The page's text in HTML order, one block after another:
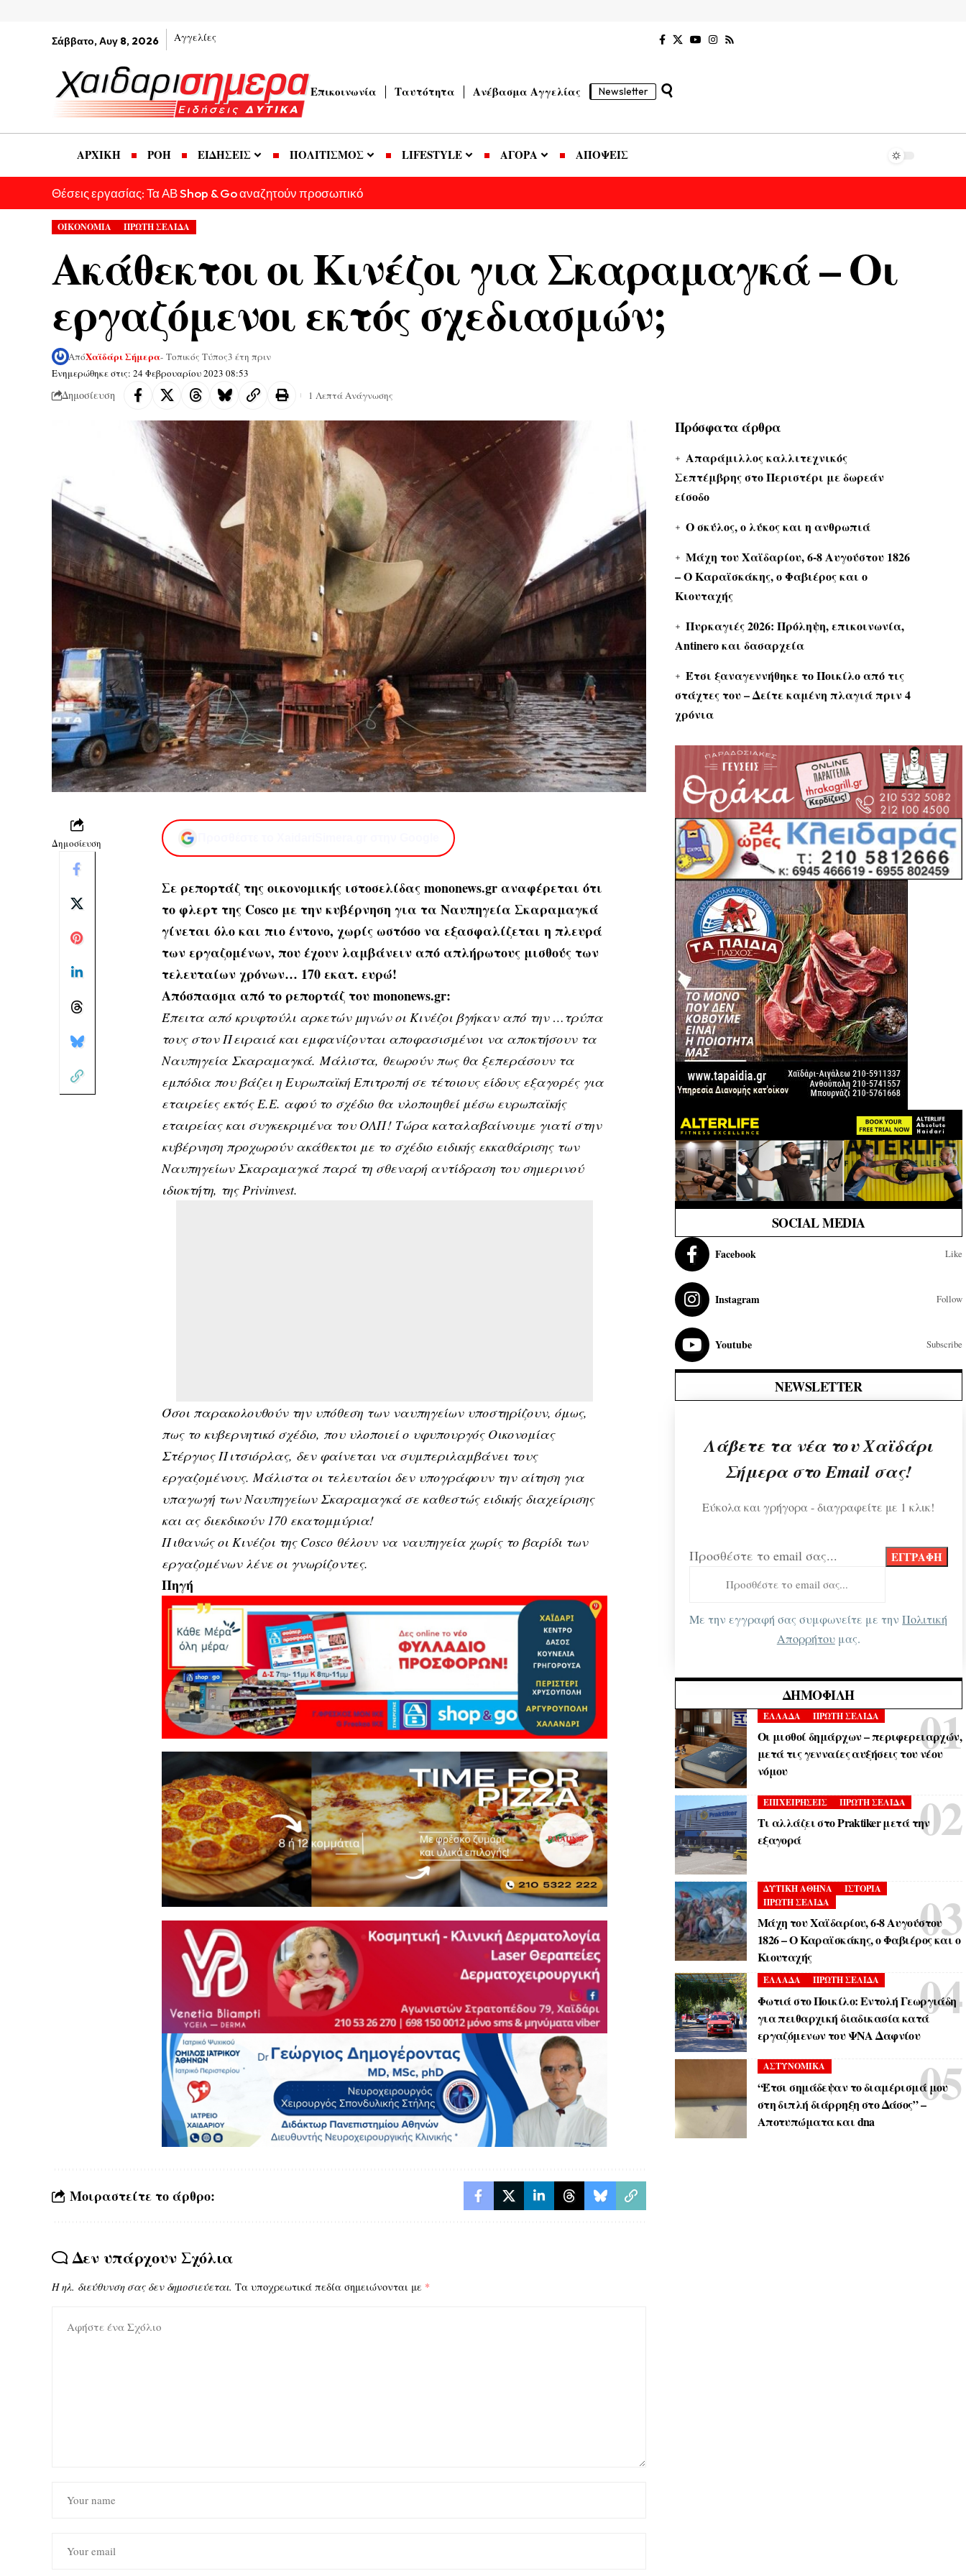
Σάββατο, Αυγ 8, 2026 Αγγελίες
Επικοινωνία Ταυτότητα Ανέβασμα Αγγελίας Newsletter
ΑΡΧΙΚΗ ΡΟΗ ΕΙΔΗΣΕΙΣ ΠΟΛΙΤΙΣΜΟΣ LIFESTYLE ΑΓΟΡΑ ΑΠΟΨΕΙΣ
Θέσεις εργασίας: Τα ΑΒ Shop & Go αναζητούν προσωπικό
ΟΙΚΟΝΟΜΙΑ ΠΡΩΤΗ ΣΕΛΙΔΑ
Ακάθεκτοι οι Κινέζοι για Σκαραμαγκά – Οι
εργαζόμενοι εκτός σχεδιασμών;
Ενημερώθηκε στις: 24 Φεβρουαρίου 2023 08:53
ΑπόΧαϊδάρι Σήμερα- Τοπικός Τύπος3 έτη πριν
Δημοσίευση 1 Λεπτά Ανάγνωσης
Δημοσίευση
Σε ρεπορτάζ της οικονομικής ιστοσελίδας mononews.gr αναφέρεται ότι
το φλερτ της Cosco με την κυβέρνηση για τα Ναυπηγεία Σκαραμαγκά
γίνεται όλο και πιο έντονο, χωρίς ωστόσο να εξασφαλίζεται η πλευρά
των εργαζομένων, που έχουν λαμβάνειν από απλήρωτους μισθούς των
τελευταίων χρόνων… 170 εκατ. ευρώ!
Απόσπασμα από το ρεπορτάζ του mononews.gr:
Έπειτα από κρυφτούλι αρκετών μηνών οι Κινέζοι βγήκαν από την …τρύπα
τους στον Πειραιά και εμφανίζονται αποφασισμένοι να αποκτήσουν τα
Ναυπηγεία Σκαραμαγκά. Μάλιστα, θεωρούν πως θα ξεπεράσουν τα
εμπόδια που βάζει η Ευρωπαϊκή Επιτροπή σε τέτοιους είδους εξαγορές για
εταιρείες εκτός Ε.Ε. αφού το σχέδιο θα υλοποιηθεί μέσω ευρωπαϊκής
εταιρείας και συγκεκριμένα του ΟΛΠ! Τώρα καταλαβαίνουμε γιατί στην
κυβέρνηση προχωρούν ακάθεκτοι με το σχέδιο ειδικής εκκαθάρισης των
Ναυπηγείων Σκαραμαγκά παρά τη σθεναρή αντίδραση του σημερινού
ιδιοκτήτη, της Privinvest.
Όσοι παρακολουθούν την υπόθεση των ναυπηγείων υποστηρίζουν, όμως,
πως το κυβερνητικό σχέδιο, που υλοποιεί ο υφυπουργός Οικονομίας
Στέργιος Πιτσιόρλας, δεν φαίνεται να συμπεριλαμβάνει τους
εργαζομένους. Μάλιστα οι τελευταίοι δεν υπογράφουν την αίτηση για
υπαγωγή των Ναυπηγείων Σκαραμαγκά σε καθεστώς ειδικής διαχείρισης
και ας διεκδικούν 170 εκατομμύρια!
Πιθανώς οι Κινέζοι της Cosco θέλουν να ναυπηγεία χωρίς το βαρίδι των
εργαζομένων λένε οι γνωρίζοντες.
Πηγή
Μοιραστείτε το άρθρο:
Δεν υπάρχουν Σχόλια
Η ηλ. διεύθυνση σας δεν δημοσιεύεται. Τα υποχρεωτικά πεδία σημειώνονται με *
Πρόσφατα άρθρα
Απαράμιλλος καλλιτεχνικός
Σεπτέμβρης στο Περιστέρι με δωρεάν
είσοδο
Ο σκύλος, ο λύκος και η ανθρωπιά
Μάχη του Χαϊδαρίου, 6-8 Αυγούστου 1826
– Ο Καραϊσκάκης, ο Φαβιέρος και ο
Κιουταχής
Πυρκαγιές 2026: Πρόληψη, επικοινωνία,
Antinero και δασαρχεία
Έτσι ξαναγεννήθηκε το Ποικίλο από τις
στάχτες του – Δείτε καμένη πλαγιά πριν 4
χρόνια
SOCIAL MEDIA
Facebook Like
Instagram Follow
Youtube Subscribe
NEWSLETTER
Λάβετε τα νέα του Χαϊδάρι
Σήμερα στο Email σας!
Εύκολα και γρήγορα - διαγραφείτε με 1 κλικ!
Προσθέστε το email σας...
Με την εγγραφή σας συμφωνείτε με τηνΠολιτική
Απορρήτουμας.
ΔΗΜΟΦΙΛΉ
ΕΛΛΑΔΑ ΠΡΩΤΗ ΣΕΛΙΔΑ
Οι μισθοί δημάρχων – περιφερειαρχών,
μετά τις γενναίες αυξήσεις του νέου
νόμου
ΕΠΙΧΕΙΡΗΣΕΙΣ ΠΡΩΤΗ ΣΕΛΙΔΑ
Τι αλλάζει στο Praktiker μετά την
εξαγορά
ΔΥΤΙΚΗ ΑΘΗΝΑ
ΙΣΤΟΡΙΑ
ΠΡΩΤΗ ΣΕΛΙΔΑ
Μάχη του Χαϊδαρίου, 6-8 Αυγούστου
1826 – Ο Καραϊσκάκης, ο Φαβιέρος και ο
Κιουταχής
ΕΛΛΑΔΑ ΠΡΩΤΗ ΣΕΛΙΔΑ
Φωτιά στο Ποικίλο: Εντολή Γεωργιάδη
για πειθαρχική διαδικασία κατά
εργαζόμενων του ΨΝΑ Δαφνίου
ΑΣΤΥΝΟΜΙΚΑ
“Έτσι σημάδεψαν το διαμέρισμά μου
στη διπλή διάρρηξη στο Δάσος” –
Αποτυπώματα και dna